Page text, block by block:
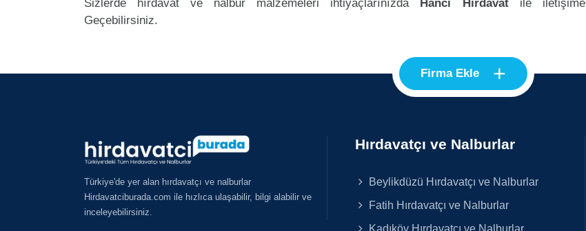
Sizlerde hırdavat ve nalbur malzemeleri ihtiyaçlarınızda Hancı Hırdavatile iletişime
Geçebilirsiniz.
Firma Ekle +
Türkiye'de yer alan hırdavatçı ve nalburlar
Hirdavatciburada.com ile hızlıca ulaşabilir, bilgi alabilir ve
inceleyebilirsiniz.
Hırdavatçı ve Nalburlar
Beylikdüzü Hırdavatçı ve Nalburlar
Fatih Hırdavatçı ve Nalburlar
Kadıköy Hırdavatçı ve Nalburlar